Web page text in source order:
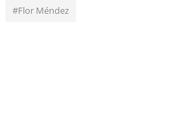
#Flor Méndez